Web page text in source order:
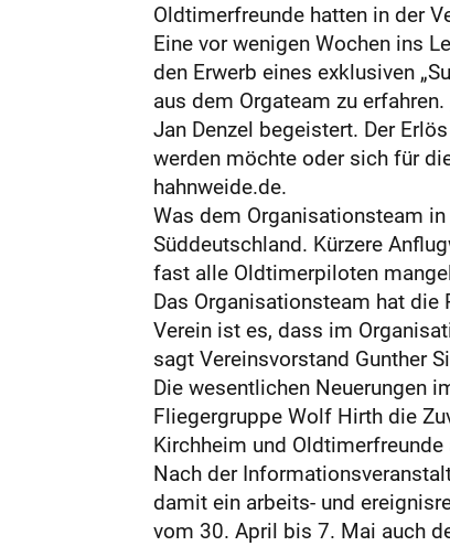
Oldtimerfreunde hatten in der
Eine vor wenigen Wochen ins
den Erwerb eines exklusiven
aus dem Orgateam zu
Jan Denzel begeistert. Der
werden möchte oder sich für
hahnweide.de.
Was dem Organisationsteam
Süddeutschland. Kürzere
fast alle Oldtimerpiloten
Das Organisationsteam hat
Verein ist es, dass im
sagt Vereinsvorstand Gunther
Die wesentlichen Neuerungen
Fliegergruppe Wolf Hirth die
Kirchheim und
Nach der
damit ein arbeits- und
vom 30. April bis 7. Mai auch